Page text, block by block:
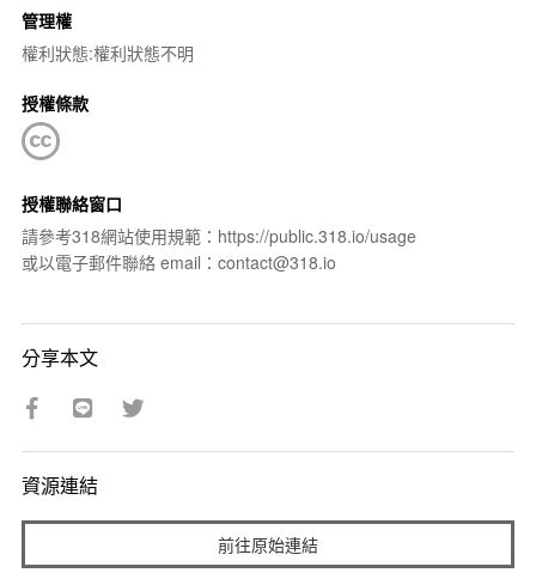
管理權
權利狀態:權利狀態不明
授權條款
授權聯絡窗口
請參考318網站使用規範：https://public.318.io/usage
或以電子郵件聯絡 email：contact@318.io
分享本文
資源連結
前往原始連結